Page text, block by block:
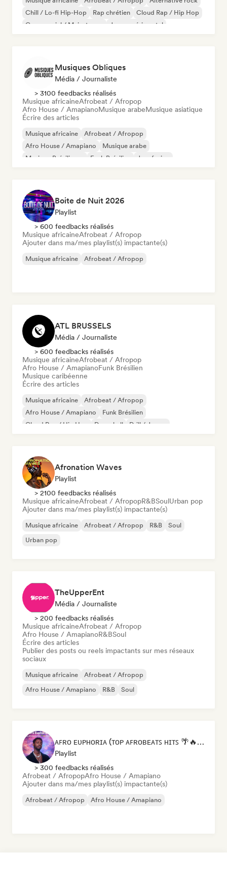
Chill / Lo-fi Hip-Hop
Rap chrétien
Cloud Rap / Hip Hop
Commercial / Mainstream
Jazz expérimental
Musiques Obliques
Média / Journaliste
> 3100 feedbacks réalisés
Musique africaineAfrobeat / Afropop
Afro House / AmapianoMusique arabeMusique asiatique
Écrire des articles
Musique africaine
Afrobeat / Afropop
Afro House / Amapiano
Musique arabe
Musique Brésilienne
Funk Brésilien
Jazz fusion
Boite de Nuit 2026
Playlist
> 600 feedbacks réalisés
Musique africaineAfrobeat / Afropop
Ajouter dans ma/mes playlist(s) impactante(s)
Musique africaine Afrobeat / Afropop
ATL BRUSSELS
Média / Journaliste
> 600 feedbacks réalisés
Musique africaineAfrobeat / Afropop
Afro House / AmapianoFunk Brésilien
Musique caribéenne
Écrire des articles
Musique africaine
Afrobeat / Afropop
Afro House / Amapiano
Funk Brésilien
Cloud Rap / Hip Hop
Dancehall
Drill / Jersey
Afronation Waves
Playlist
> 2100 feedbacks réalisés
Musique africaineAfrobeat / AfropopR&BSoulUrban pop
Ajouter dans ma/mes playlist(s) impactante(s)
Musique africaine Afrobeat / Afropop R&B
Soul
Urban pop
TheUpperEnt
Média / Journaliste
> 200 feedbacks réalisés
Musique africaineAfrobeat / Afropop
Afro House / AmapianoR&BSoul
Écrire des articles
Publier des posts ou reels impactants sur mes réseaux
sociaux
Musique africaine
Afrobeat / Afropop
Afro House / Amapiano
R&B Soul
ᴀꜰʀᴏ ᴇᴜᴘʜᴏʀɪᴀ (ᴛᴏᴘ ᴀꜰʀᴏʙᴇᴀᴛꜱ ʜɪᴛꜱ 🌴🔥 2026 )
Playlist
> 300 feedbacks réalisés
Afrobeat / AfropopAfro House / Amapiano
Ajouter dans ma/mes playlist(s) impactante(s)
Afrobeat / Afropop Afro House / Amapiano